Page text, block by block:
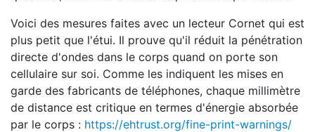
Voici des mesures faites avec un lecteur Cornet qui est
plus petit que l'étui. Il prouve qu'il réduit la pénétration
directe d'ondes dans le corps quand on porte son
cellulaire sur soi. Comme les indiquent les mises en
garde des fabricants de téléphones, chaque millimètre
de distance est critique en termes d'énergie absorbée
par le corps : https://ehtrust.org/fine-print-warnings/